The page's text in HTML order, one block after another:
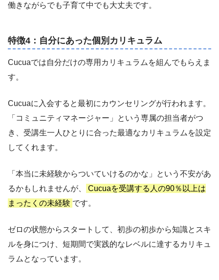
働きながらでも子育て中でも大丈夫です。
特徴4：自分にあった個別カリキュラム
Cucuaでは自分だけの専用カリキュラムを組んでもらえま
す。
Cucuaに入会すると最初にカウンセリングが行われます。
「コミュニティマネージャー」という専属の担当者がつ
き、受講生一人ひとりに合った最適なカリキュラムを設定
してくれます。
「本当に未経験からついていけるのかな」という不安があ
るかもしれませんが、
Cucuaを受講する人の90％以上は
まったくの未経験 です。
ゼロの状態からスタートして、初歩の初歩から知識とスキ
ルを身につけ、短期間で実践的なレベルに達するカリキュ
ラムとなっています。